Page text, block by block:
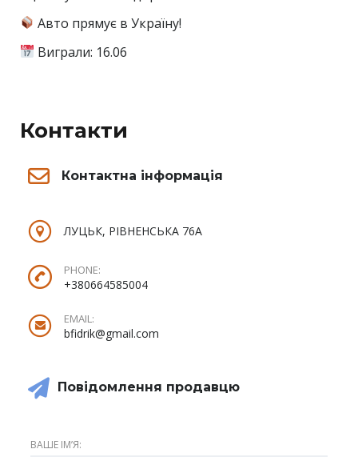
Авто прямує в Україну!
Виграли: 16.06
Контакти
Контактна інформація
ЛУЦЬК, РІВНЕНСЬКА 76А
PHONE:
+380664585004
EMAIL:
bfidrik@gmail.com
Повідомлення продавцю
ВАШЕ ІМʼЯ: